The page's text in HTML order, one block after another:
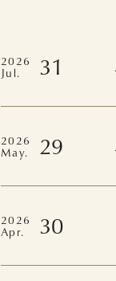
2026
Jul. 31
2026
May. 29
2026
Apr. 30